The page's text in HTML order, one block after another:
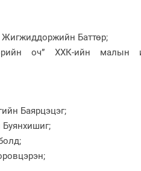
Жигжиддоржийн Баттөр;
оч” ХХК-ийн малын
Баярцэцэг;
Буянхишиг;